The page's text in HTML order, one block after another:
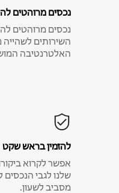
נכסים מרוהטים
נכסים מרוהטים
השירותים לשהייה
האלטרנטיבה
להזמין בראש שקט
אפשר לקרוא
שלנו לגבי הנכסים
מסביב לשעון.